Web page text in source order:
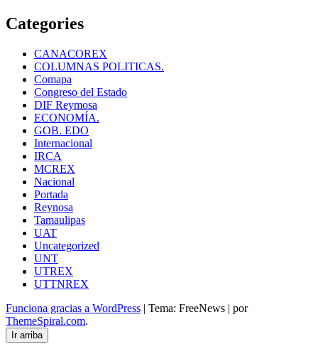
Categories
CANACOREX
COLUMNAS POLITICAS.
Comapa
Congreso del Estado
DIF Reymosa
ECONOMÍA.
GOB. EDO
Internacional
IRCA
MCREX
Nacional
Portada
Reynosa
Tamaulipas
UAT
Uncategorized
UNT
UTREX
UTTNREX
Funciona gracias a WordPress | Tema: FreeNews | por
ThemeSpiral.com.
Ir arriba